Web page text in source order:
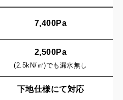
7,400Pa
2,500Pa
(2.5kN/㎡)でも漏水無し
下地仕様にて対応